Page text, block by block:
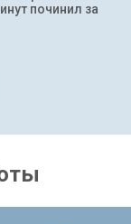
починил за